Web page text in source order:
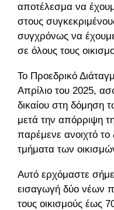
αποτέλεσμα να
στους
συγχρόνως να
σε όλους τους
Το Προεδρικό
Απρίλιο του 2025,
δικαίου στη δόμηση
μετά την απόρριψη
παρέμενε ανοιχτό
τμήματα των
Αυτό ερχόμαστε
εισαγωγή δύο νέων
τους οικισμούς έως